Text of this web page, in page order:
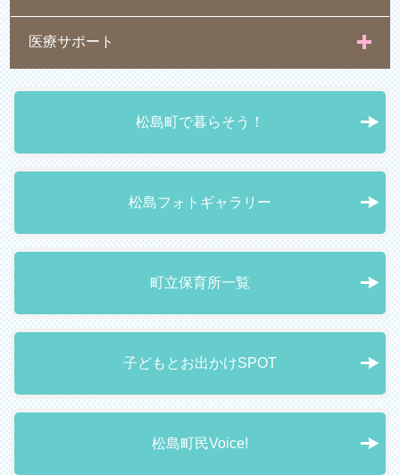
医療サポート
松島町で暮らそう！
松島フォトギャラリー
町立保育所一覧
子どもとお出かけSPOT
松島町民Voice!